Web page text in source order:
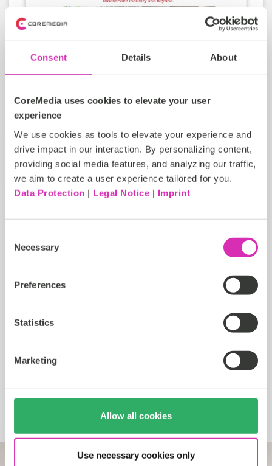
Consent Details About
CoreMedia uses cookies to elevate your user
experience
We use cookies as tools to elevate your experience and
drive impact in our interaction. By personalizing content,
providing social media features, and analyzing our traffic,
we aim to create a user experience tailored for you.
Data Protection | Legal Notice | Imprint
Selection
Necessary
Preferences
Statistics
Marketing
Allow all cookies
Use necessary cookies only